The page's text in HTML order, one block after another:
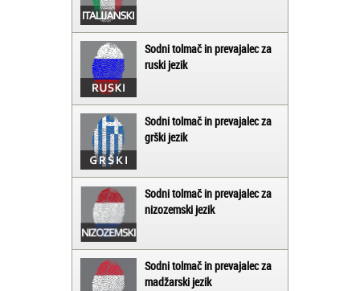
Sodni tolmač in prevajalec za
ruski jezik
Sodni tolmač in prevajalec za
grški jezik
Sodni tolmač in prevajalec za
nizozemski jezik
Sodni tolmač in prevajalec za
madžarski jezik